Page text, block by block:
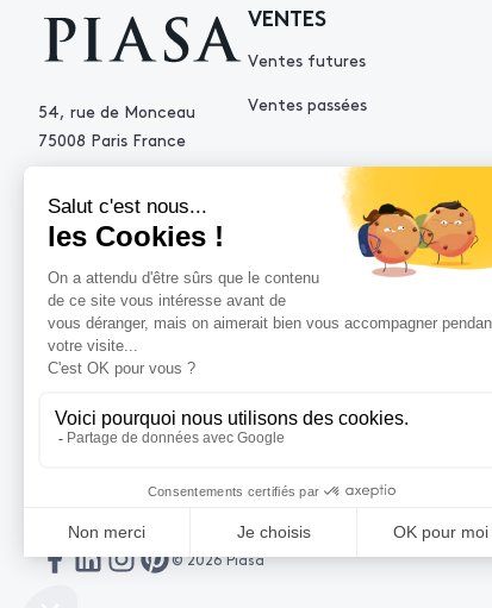
54, rue de Monceau
75008 Paris France
contact@piasa.fr
VENTES
Ventes futures
Ventes passées
AIDE
Demande d’estimation
© 2026 Piasa